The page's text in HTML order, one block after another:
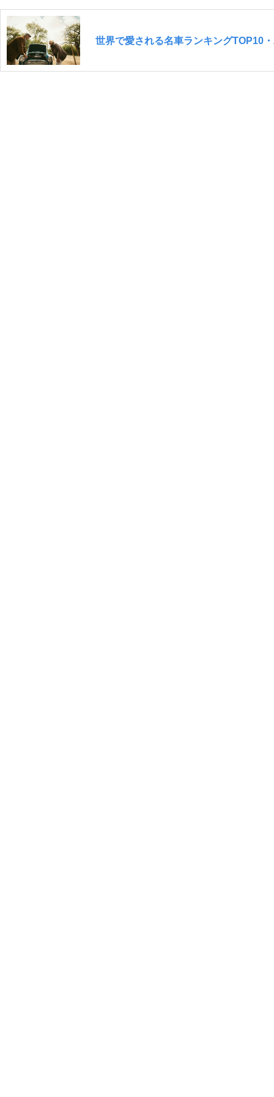
世界で愛される名車ランキングTOP10